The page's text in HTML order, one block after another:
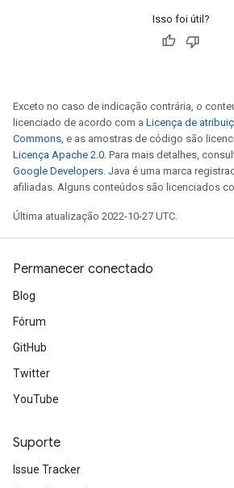
Isso foi útil?
Exceto no caso de indicação contrária, o
licenciado de acordo com a Licença de
Commons, e as amostras de código são
Licença Apache 2.0. Para mais detalhes,
Google Developers. Java é uma marca
afiliadas. Alguns conteúdos são licenciados
Última atualização 2022-10-27 UTC.
Permanecer conectado
Blog
Fórum
GitHub
Twitter
YouTube
Suporte
Issue Tracker